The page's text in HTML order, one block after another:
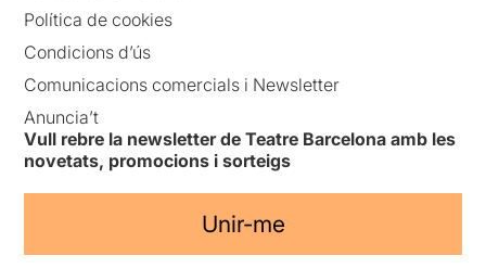
Política de cookies
Condicions d’ús
Comunicacions comercials i Newsletter
Anuncia’t
Vull rebre la newsletter de Teatre Barcelona amb les
novetats, promocions i sorteigs
Unir-me